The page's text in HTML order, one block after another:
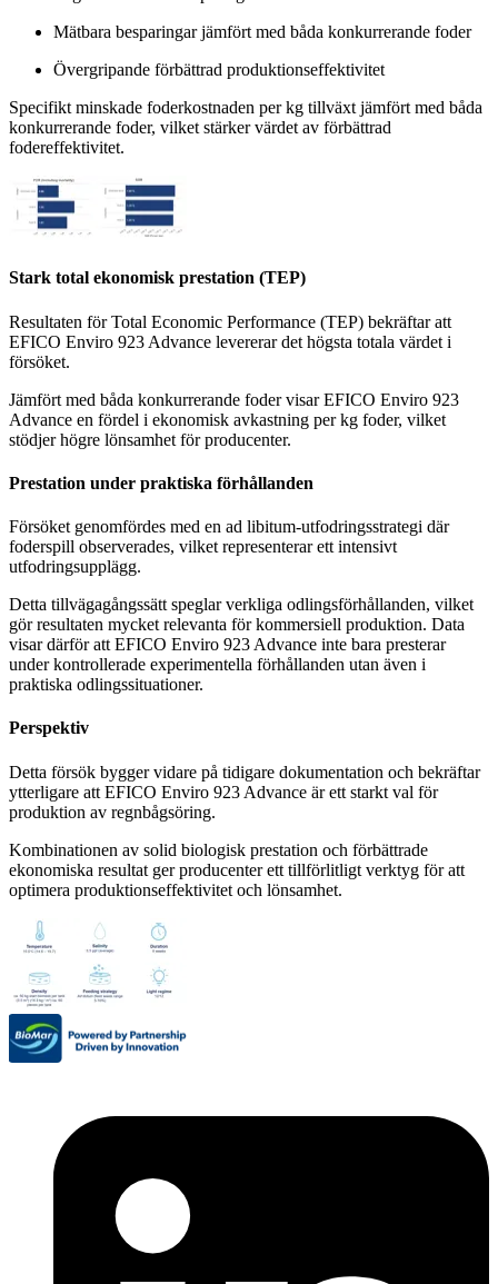
Mätbara besparingar jämfört med båda konkurrerande foder
Övergripande förbättrad produktionseffektivitet
Specifikt minskade foderkostnaden per kg tillväxt jämfört med båda
konkurrerande foder, vilket stärker värdet av förbättrad
fodereffektivitet.
Stark total ekonomisk prestation (TEP)
Resultaten för Total Economic Performance (TEP) bekräftar att
EFICO Enviro 923 Advance levererar det högsta totala värdet i
försöket.
Jämfört med båda konkurrerande foder visar EFICO Enviro 923
Advance en fördel i ekonomisk avkastning per kg foder, vilket
stödjer högre lönsamhet för producenter.
Prestation under praktiska förhållanden
Försöket genomfördes med en ad libitum-utfodringsstrategi där
foderspill observerades, vilket representerar ett intensivt
utfodringsupplägg.
Detta tillvägagångssätt speglar verkliga odlingsförhållanden, vilket
gör resultaten mycket relevanta för kommersiell produktion. Data
visar därför att EFICO Enviro 923 Advance inte bara presterar
under kontrollerade experimentella förhållanden utan även i
praktiska odlingssituationer.
Perspektiv
Detta försök bygger vidare på tidigare dokumentation och bekräftar
ytterligare att EFICO Enviro 923 Advance är ett starkt val för
produktion av regnbågsöring.
Kombinationen av solid biologisk prestation och förbättrade
ekonomiska resultat ger producenter ett tillförlitligt verktyg för att
optimera produktionseffektivitet och lönsamhet.